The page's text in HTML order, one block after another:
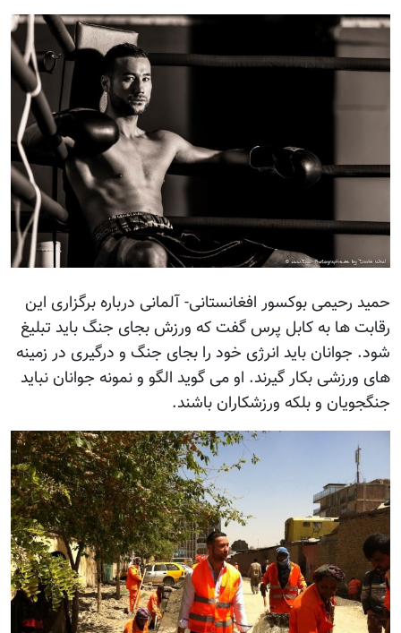
حمید رحیمی بوکسور افغانستانی- آلمانی درباره برگزاری این
رقابت ها به کابل پرس گفت که ورزش بجای جنگ باید تبلیغ
شود. جوانان باید انرژی خود را بجای جنگ و درگیری در زمینه
های ورزشی بکار گیرند. او می گوید الگو و نمونه جوانان نباید
جنگجویان و بلکه ورزشکاران باشند.